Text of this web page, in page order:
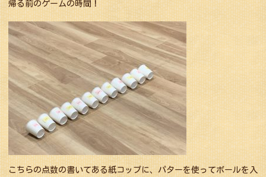
帰る前のゲームの時間！
こちらの点数の書いてある紙コップに、パターを使ってボールを入